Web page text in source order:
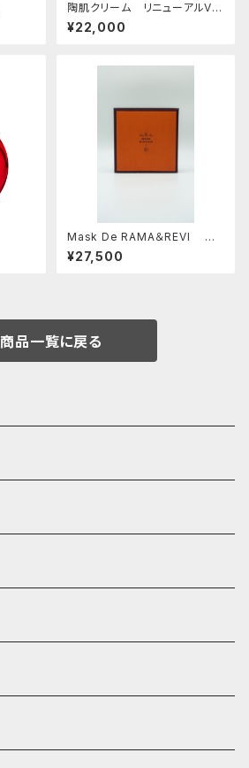
陶肌クリーム リニューアルVe
r.
¥22,000
Mask De RAMA＆REVI ク
リームラッピングマスク
¥27,500
商品一覧に戻る